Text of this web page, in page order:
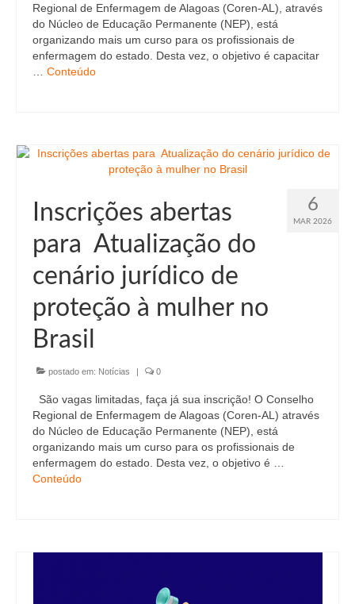
Regional de Enfermagem de Alagoas (Coren-AL), através
do Núcleo de Educação Permanente (NEP), está
organizando mais um curso para os profissionais de
enfermagem do estado. Desta vez, o objetivo é capacitar
Conteúdo
6
MAR 2026
Inscrições abertas
para Atualização do
cenário jurídico de
proteção à mulher no
Brasil
postado em: Notícias | 0
São vagas limitadas, faça já sua inscrição! O Conselho
Regional de Enfermagem de Alagoas (Coren-AL) através
do Núcleo de Educação Permanente (NEP), está
organizando mais um curso para os profissionais de
enfermagem do estado. Desta vez, o objetivo é …
Conteúdo